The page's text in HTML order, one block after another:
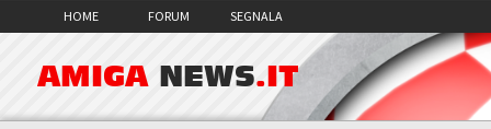
HOME FORUM SEGNALA
AMIGA NEWS.IT